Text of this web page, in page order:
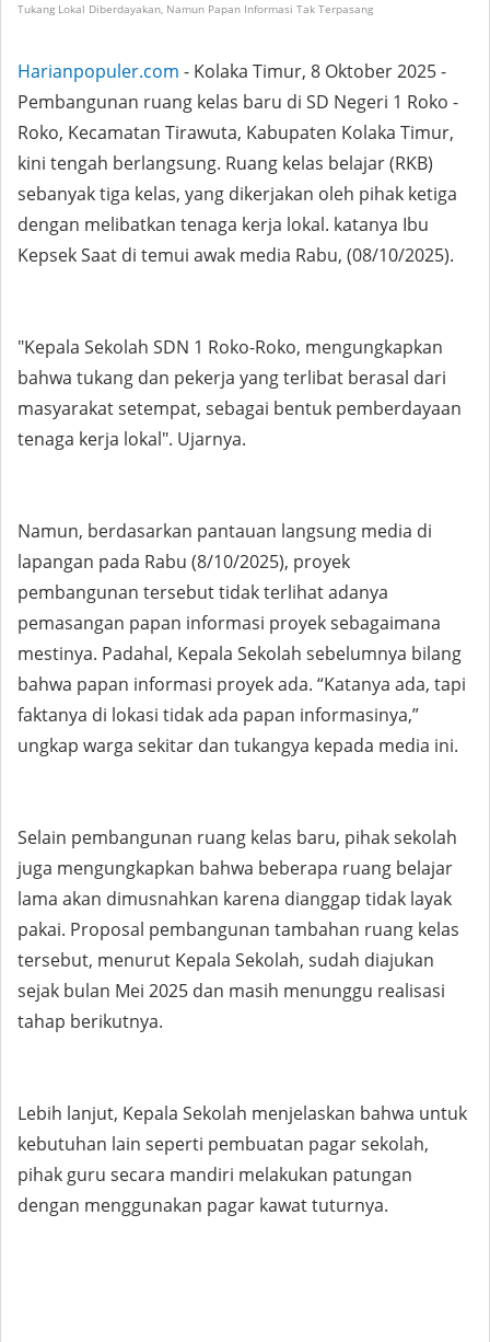
Tukang Lokal Diberdayakan, Namun Papan Informasi Tak Terpasang
Harianpopuler.com - Kolaka Timur, 8 Oktober 2025 -
Pembangunan ruang kelas baru di SD Negeri 1 Roko -
Roko, Kecamatan Tirawuta, Kabupaten Kolaka Timur,
kini tengah berlangsung. Ruang kelas belajar (RKB)
sebanyak tiga kelas, yang dikerjakan oleh pihak ketiga
dengan melibatkan tenaga kerja lokal. katanya Ibu
Kepsek Saat di temui awak media Rabu, (08/10/2025).
"Kepala Sekolah SDN 1 Roko-Roko, mengungkapkan
bahwa tukang dan pekerja yang terlibat berasal dari
masyarakat setempat, sebagai bentuk pemberdayaan
tenaga kerja lokal". Ujarnya.
Namun, berdasarkan pantauan langsung media di
lapangan pada Rabu (8/10/2025), proyek
pembangunan tersebut tidak terlihat adanya
pemasangan papan informasi proyek sebagaimana
mestinya. Padahal, Kepala Sekolah sebelumnya bilang
bahwa papan informasi proyek ada. “Katanya ada, tapi
faktanya di lokasi tidak ada papan informasinya,”
ungkap warga sekitar dan tukangya kepada media ini.
Selain pembangunan ruang kelas baru, pihak sekolah
juga mengungkapkan bahwa beberapa ruang belajar
lama akan dimusnahkan karena dianggap tidak layak
pakai. Proposal pembangunan tambahan ruang kelas
tersebut, menurut Kepala Sekolah, sudah diajukan
sejak bulan Mei 2025 dan masih menunggu realisasi
tahap berikutnya.
Lebih lanjut, Kepala Sekolah menjelaskan bahwa untuk
kebutuhan lain seperti pembuatan pagar sekolah,
pihak guru secara mandiri melakukan patungan
dengan menggunakan pagar kawat tuturnya.